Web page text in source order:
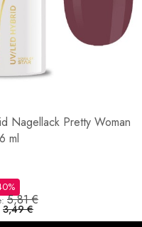
Nagellack Pretty Woman
ml
5,81 €
3,49 €